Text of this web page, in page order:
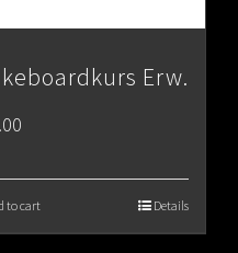
Erw.
to cart Details